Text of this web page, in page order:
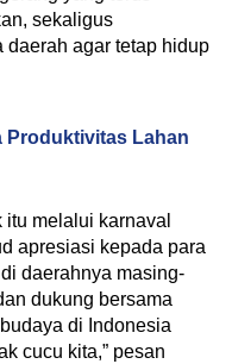
sekaligus
daerah agar tetap hidup
Produktivitas Lahan
melalui karnaval
apresiasi kepada para
daerahnya masing-
dukung bersama
di Indonesia
cucu kita,” pesan